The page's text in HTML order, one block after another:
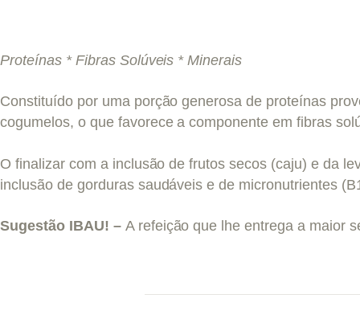
Proteínas * Fibras Solúveis * Minerais
Constituído por uma porção generosa de proteínas
cogumelos, o que favorece a componente em fibras
O finalizar com a inclusão de frutos secos (caju) e da
inclusão de gorduras saudáveis e de micronutrientes
Sugestão IBAU! – A refeição que lhe entrega a maior